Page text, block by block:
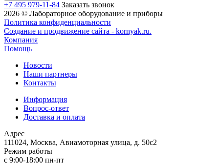
+7 495 979-11-84 Заказать звонок
2026 © Лабораторное оборудование и приборы
Политика конфиденциальности
Создание и продвижение сайта - kornyak.ru.
Компания
Помощь
Новости
Наши партнеры
Контакты
Информация
Вопрос-ответ
Доставка и оплата
Адрес
111024, Москва, Авиамоторная улица, д. 50с2
Режим работы
с 9:00-18:00 пн-пт